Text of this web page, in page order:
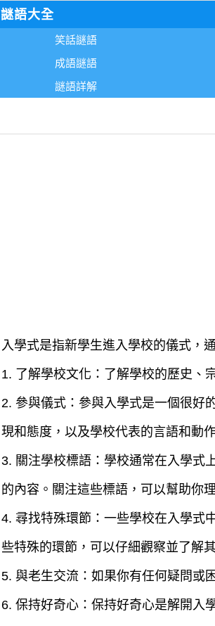
謎語大全
笑話謎語
成語謎語
謎語詳解
入學式是指新學生進入學校的儀式，
1. 了解學校文化：了解學校的歷史、
2. 參與儀式：參與入學式是一個很好
現和態度，以及學校代表的言語和動作
3. 關注學校標語：學校通常在入學式
的內容。關注這些標語，可以幫助你
4. 尋找特殊環節：一些學校在入學式
些特殊的環節，可以仔細觀察並了解
5. 與老生交流：如果你有任何疑問或
6. 保持好奇心：保持好奇心是解開入